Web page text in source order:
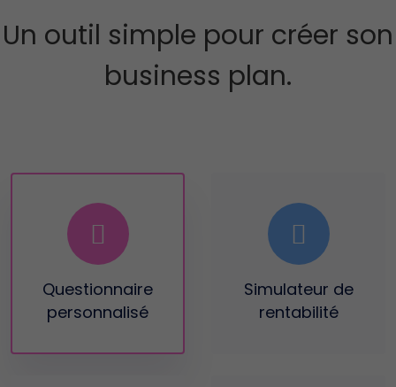
Un outil simple pour créer son
business plan.
Questionnaire
personnalisé
Simulateur de
rentabilité